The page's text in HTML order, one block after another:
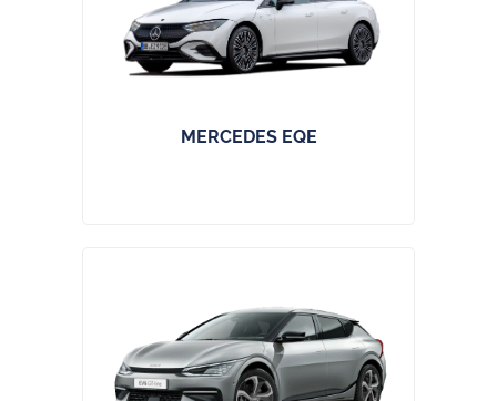
MERCEDES EQE